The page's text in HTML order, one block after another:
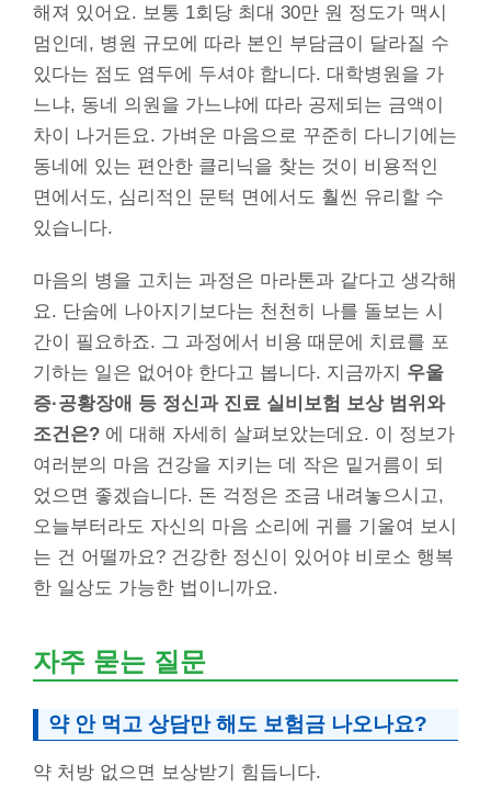
해져 있어요. 보통 1회당 최대 30만 원 정도가 맥시
멈인데, 병원 규모에 따라 본인 부담금이 달라질 수
있다는 점도 염두에 두셔야 합니다. 대학병원을 가
느냐, 동네 의원을 가느냐에 따라 공제되는 금액이
차이 나거든요. 가벼운 마음으로 꾸준히 다니기에는
동네에 있는 편안한 클리닉을 찾는 것이 비용적인
면에서도, 심리적인 문턱 면에서도 훨씬 유리할 수
있습니다.
마음의 병을 고치는 과정은 마라톤과 같다고 생각해
요. 단숨에 나아지기보다는 천천히 나를 돌보는 시
간이 필요하죠. 그 과정에서 비용 때문에 치료를 포
기하는 일은 없어야 한다고 봅니다. 지금까지 우울
증·공황장애 등 정신과 진료 실비보험 보상 범위와
조건은? 에 대해 자세히 살펴보았는데요. 이 정보가
여러분의 마음 건강을 지키는 데 작은 밑거름이 되
었으면 좋겠습니다. 돈 걱정은 조금 내려놓으시고,
오늘부터라도 자신의 마음 소리에 귀를 기울여 보시
는 건 어떨까요? 건강한 정신이 있어야 비로소 행복
한 일상도 가능한 법이니까요.
자주 묻는 질문
약 안 먹고 상담만 해도 보험금 나오나요?
약 처방 없으면 보상받기 힘듭니다.